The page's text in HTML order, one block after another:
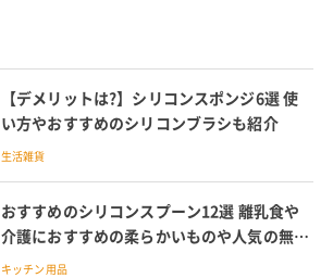
【デメリットは?】シリコンスポンジ6選 使
い方やおすすめのシリコンブラシも紹介
生活雑貨
おすすめのシリコンスプーン12選 離乳食や
介護におすすめの柔らかいものや人気の無印
良品の商品を紹介
キッチン用品